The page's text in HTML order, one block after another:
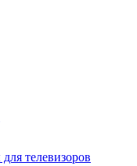
телевизоров